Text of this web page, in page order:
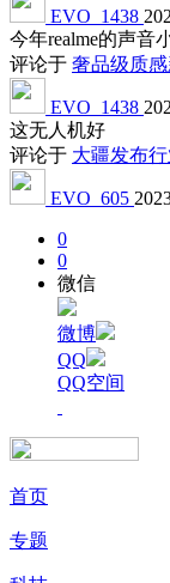
EVO_1438
今年realme的声音
评论于 奢品级质感
EVO_1438
这无人机好
评论于 大疆发布
EVO_605
0
0
微信
微博
QQ
QQ空间
首页
专题